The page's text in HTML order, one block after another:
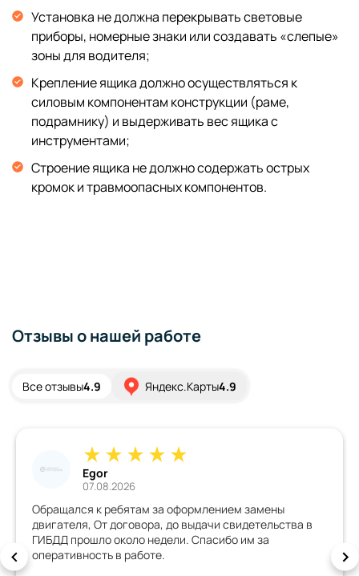
Установка не должна перекрывать световые
приборы, номерные знаки или создавать «слепые»
зоны для водителя;
Крепление ящика должно осуществляться к
силовым компонентам конструкции (раме,
подрамнику) и выдерживать вес ящика с
инструментами;
Строение ящика не должно содержать острых
кромок и травмоопасных компонентов.
Отзывы о нашей работе
Все отзывы4.9 Яндекс.Карты4.9
оформлением замены
выдачи свидетельства в
Спасибо им за
Хорошая организация, всё
всегда на связи,
внесенными изменениями
первого раза. Спасибо,